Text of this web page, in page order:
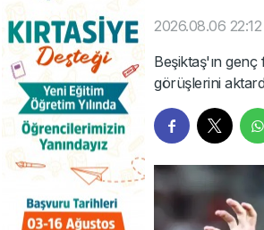
2026.08.06 22:12
Beşiktaş'ın genç
görüşlerini